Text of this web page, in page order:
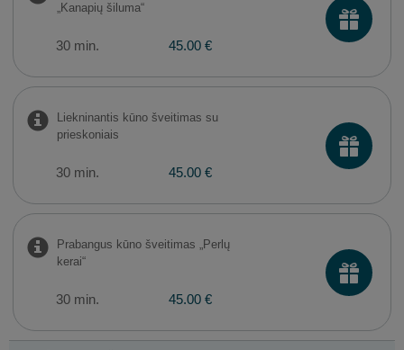
„Kanapių šiluma“
30 min. 45.00 €
Liekninantis kūno šveitimas su
prieskoniais
30 min. 45.00 €
Prabangus kūno šveitimas „Perlų
kerai“
30 min. 45.00 €